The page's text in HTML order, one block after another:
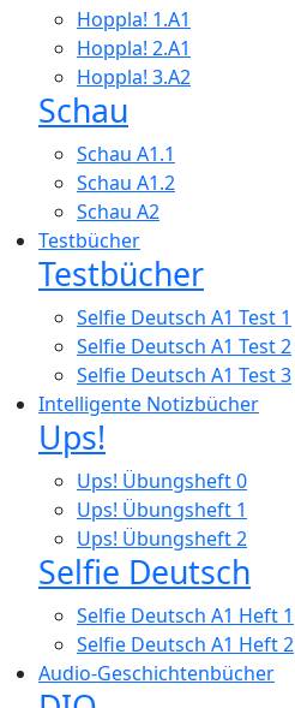
Hoppla! 1.A1
Hoppla! 2.A1
Hoppla! 3.A2
Schau
Schau A1.1
Schau A1.2
Schau A2
Testbücher
Testbücher
Selfie Deutsch A1 Test 1
Selfie Deutsch A1 Test 2
Selfie Deutsch A1 Test 3
Intelligente Notizbücher
Ups!
Ups! Übungsheft 0
Ups! Übungsheft 1
Ups! Übungsheft 2
Selfie Deutsch
Selfie Deutsch A1 Heft 1
Selfie Deutsch A1 Heft 2
Audio-Geschichtenbücher